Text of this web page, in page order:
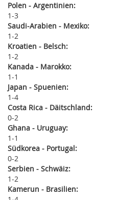
Polen - Argentinien:
1 3
Saudi-Arabien - Mexiko:
1 2
Kroatien - Belsch:
1 2
Kanada - Marokko:
1 1
Japan - Spuenien:
1 4
Costa Rica - Däitschland:
0 2
Ghana - Uruguay:
1 1
Südkorea - Portugal:
0 2
Serbien - Schwäiz:
1 2
Kamerun - Brasilien: